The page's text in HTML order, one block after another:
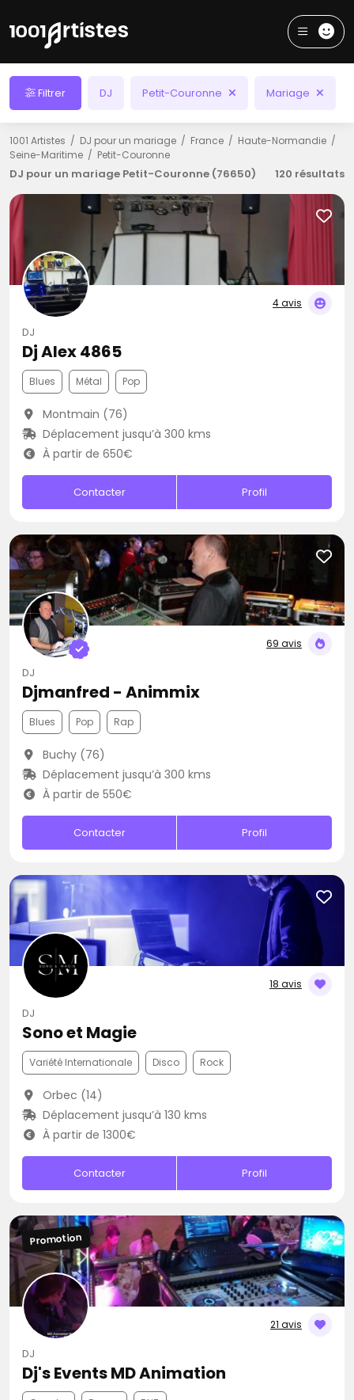
Filtrer DJ Petit-Couronne Mariage
1001 Artistes DJ pour un mariage France
Haute-Normandie
Seine-Maritime
Petit-Couronne
DJ pour un mariage Petit-Couronne (76650) 120 résultats
4 avis
DJ
Dj Alex 4865
Blues Métal Pop
Montmain (76)
Déplacement jusqu’à 300 kms
À partir de 650€
Contacter Profil
69 avis
DJ
Djmanfred - Animmix
Blues Pop Rap
Buchy (76)
Déplacement jusqu’à 300 kms
À partir de 550€
Contacter Profil
18 avis
DJ
Sono et Magie
Variété Internationale Disco Rock
Orbec (14)
Déplacement jusqu’à 130 kms
À partir de 1300€
Contacter Profil
21 avis
Promotion
DJ
Dj's Events MD Animation